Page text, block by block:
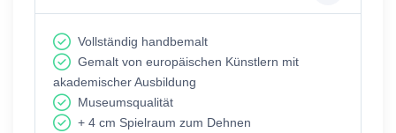
Vollständig handbemalt
Gemalt von europäischen Künstlern mit
akademischer Ausbildung
Museumsqualität
+ 4 cm Spielraum zum Dehnen